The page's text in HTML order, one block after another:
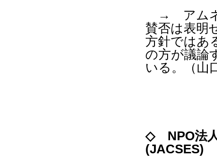
→ アムネ
賛否は表明
方針ではあ
の方が議論
いる。（山
◇ NPO法
(JACSES)